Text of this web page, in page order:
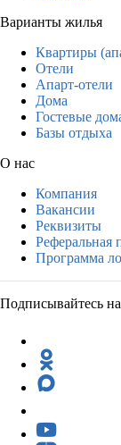
Варианты жилья
Квартиры
Отели
Апарт-отели
Дома
Гостевые
Базы отдыха
О нас
Компания
Вакансии
Реквизиты
Реферальная
Программа
Подписывайтесь